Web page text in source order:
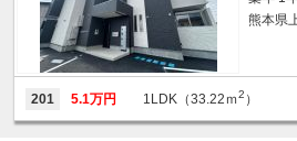
熊本県
201 5.1万円 1LDK（33.22ｍ2 ）